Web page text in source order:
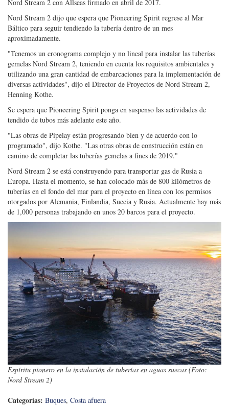
Nord Stream 2 dijo que espera que Pioneering Spirit regrese al Mar
Báltico para seguir tendiendo la tubería dentro de un mes
aproximadamente.
"Tenemos un cronograma complejo y no lineal para instalar las tuberías
gemelas Nord Stream 2, teniendo en cuenta los requisitos ambientales y
utilizando una gran cantidad de embarcaciones para la implementación de
diversas actividades", dijo el Director de Proyectos de Nord Stream 2,
Henning Kothe.
Se espera que Pioneering Spirit ponga en suspenso las actividades de
tendido de tubos más adelante este año.
"Las obras de Pipelay están progresando bien y de acuerdo con lo
programado", dijo Kothe. "Las otras obras de construcción están en
camino de completar las tuberías gemelas a fines de 2019."
Nord Stream 2 se está construyendo para transportar gas de Rusia a
Europa. Hasta el momento, se han colocado más de 800 kilómetros de
tuberías en el fondo del mar para el proyecto en línea con los permisos
otorgados por Alemania, Finlandia, Suecia y Rusia. Actualmente hay más
de 1,000 personas trabajando en unos 20 barcos para el proyecto.
Espíritu pionero en la instalación de tuberías en aguas suecas (Foto:
Nord Stream 2)